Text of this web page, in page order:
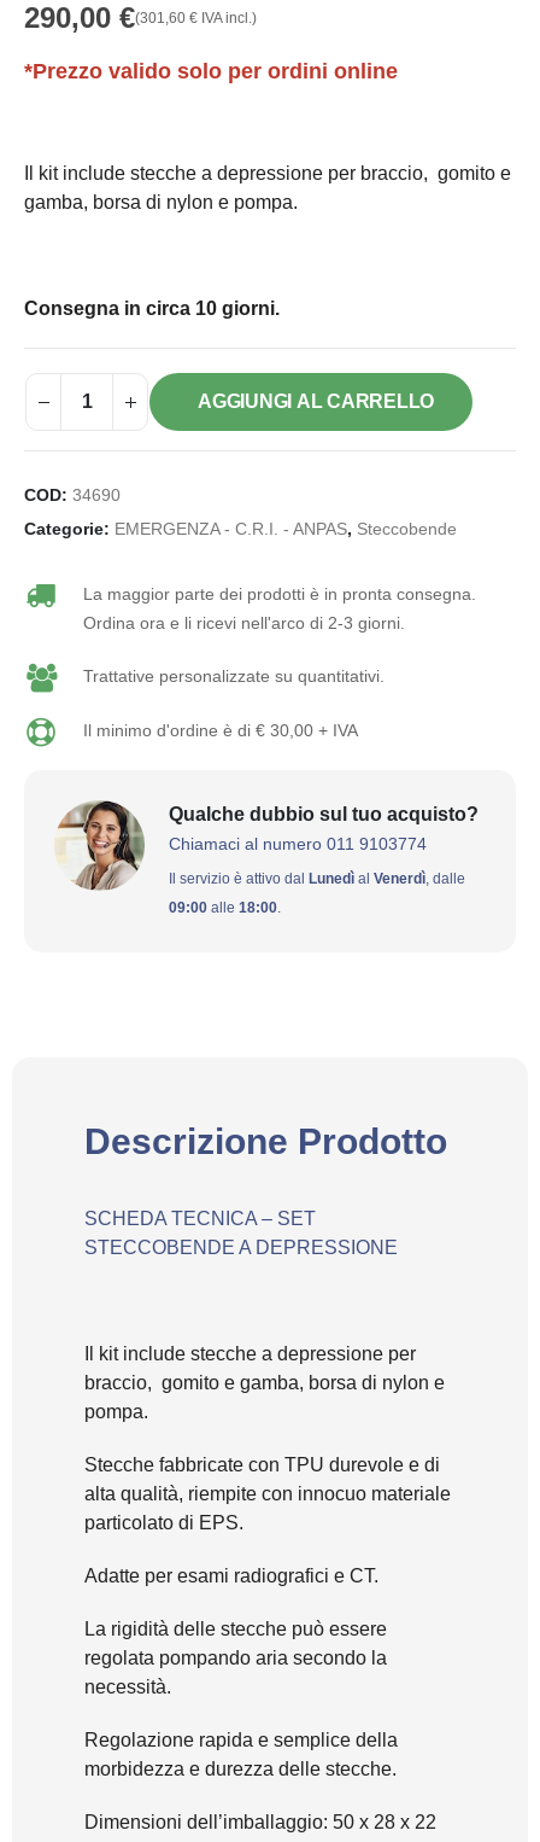
290,00 €(301,60 € IVA incl.)
*Prezzo valido solo per ordini online
Il kit include stecche a depressione per braccio, gomito e
gamba, borsa di nylon e pompa.
Consegna in circa 10 giorni.
AGGIUNGI AL CARRELLO
COD: 34690
Categorie: EMERGENZA - C.R.I. - ANPAS, Steccobende
La maggior parte dei prodotti è in pronta consegna.
Ordina ora e li ricevi nell'arco di 2-3 giorni.
Trattative personalizzate su quantitativi.
Il minimo d'ordine è di € 30,00 + IVA
Qualche dubbio sul tuo acquisto?
Chiamaci al numero 011 9103774
Il servizio è attivo dal Lunedì al Venerdì , dalle
09:00 alle 18:00
Descrizione Prodotto
SCHEDA TECNICA – SET
STECCOBENDE A DEPRESSIONE
Il kit include stecche a depressione per
braccio, gomito e gamba, borsa di nylon e
pompa.
Stecche fabbricate con TPU durevole e di
alta qualità, riempite con innocuo materiale
particolato di EPS.
Adatte per esami radiografici e CT.
La rigidità delle stecche può essere
regolata pompando aria secondo la
necessità.
Regolazione rapida e semplice della
morbidezza e durezza delle stecche.
Dimensioni dell’imballaggio: 50 x 28 x 22